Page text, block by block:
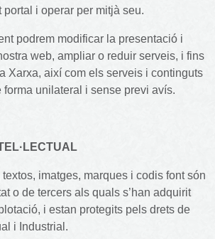
portal i operar per mitjà seu.
podrem modificar la presentació i
web, ampliar o reduir serveis, i fins
Xarxa, així com els serveis i continguts
forma unilateral i sense previ avís.
imatges, marques i codis font són
o de tercers als quals s’han adquirit
i estan protegits pels drets de
i Industrial.